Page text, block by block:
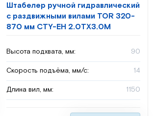
Штабелер ручной гидравлический
с раздвижными вилами TOR 320-
870 мм CTY-EH 2.0TX3.0M
Высота подхвата, мм: 90
Скорость подъёма, мм/с: 14
Длина вил, мм: 1150